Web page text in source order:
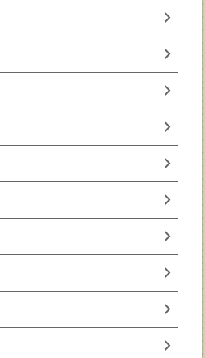
chevron_right
chevron_right
chevron_right
chevron_right
chevron_right
chevron_right
chevron_right
chevron_right
chevron_right
chevron_right